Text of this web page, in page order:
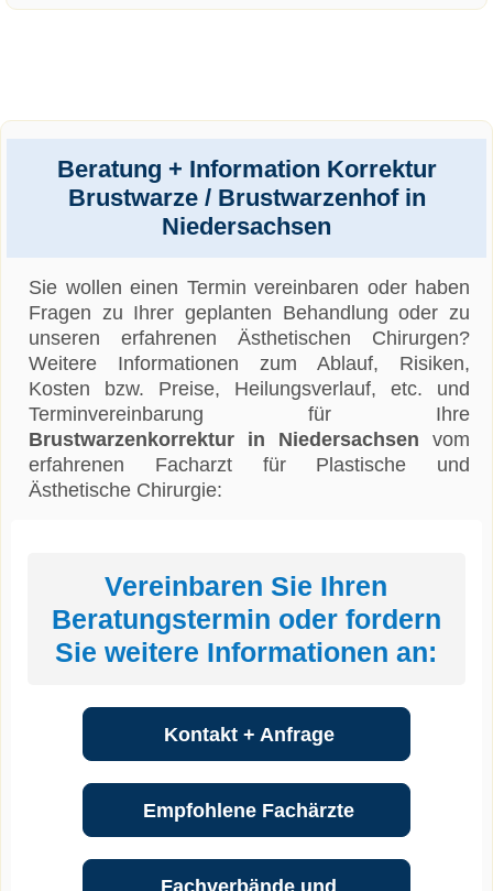
Beratung + Information Korrektur
Brustwarze / Brustwarzenhof in
Niedersachsen
Sie wollen einen Termin vereinbaren oder haben
Fragen zu Ihrer geplanten Behandlung oder zu
unseren erfahrenen Ästhetischen Chirurgen?
Weitere Informationen zum Ablauf, Risiken,
Kosten bzw. Preise, Heilungsverlauf, etc. und
Terminvereinbarung für Ihre
Brustwarzenkorrektur in Niedersachsen vom
erfahrenen Facharzt für Plastische und
Ästhetische Chirurgie:
Vereinbaren Sie Ihren
Beratungstermin oder fordern
Sie weitere Informationen an:
Kontakt + Anfrage
Empfohlene Fachärzte